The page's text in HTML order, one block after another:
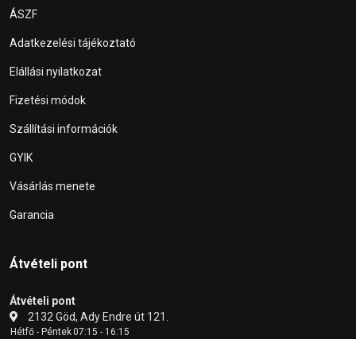
ÁSZF
Adatkezelési tájékoztató
Elállási nyilatkozat
Fizetési módok
Szállítási információk
GYIK
Vásárlás menete
Garancia
Átvételi pont
Átvételi pont
2132 Göd, Ady Endre út 121.
Hétfő - Péntek07:15 - 16:15